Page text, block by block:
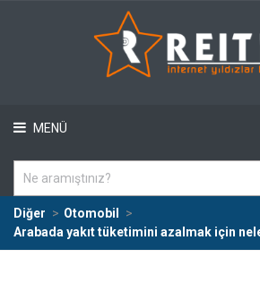
MENÜ
Diğer
Otomobil
Arabada yakıt tüketimini azalmak için